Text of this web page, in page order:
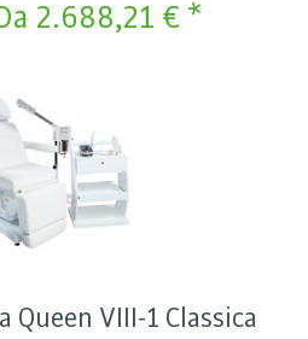
2.688,21 € *
Queen VIII-1 Classica